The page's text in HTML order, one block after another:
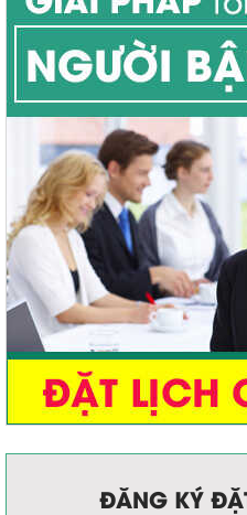
ĐĂNG KÝ